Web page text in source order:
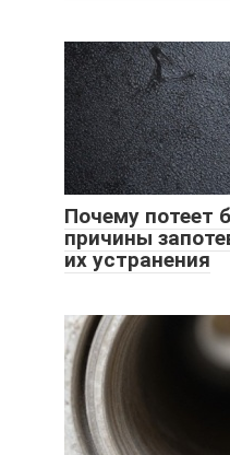
Почему потеет
причины
их устранения